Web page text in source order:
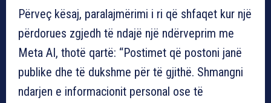
Përveç kësaj, paralajmërimi i ri që shfaqet kur një
përdorues zgjedh të ndajë një ndërveprim me
Meta AI, thotë qartë: “Postimet që postoni janë
publike dhe të dukshme për të gjithë. Shmangni
ndarjen e informacionit personal ose të